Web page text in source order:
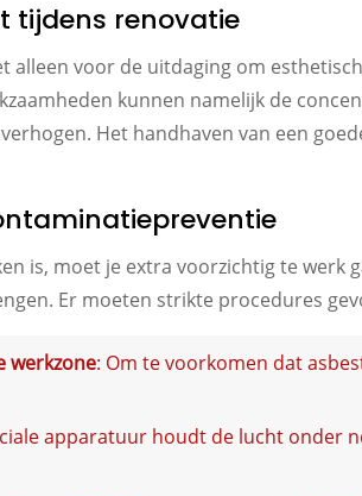
tijdens renovatie
alleen voor de uitdaging om
kunnen namelijk de
Het handhaven van een
is, moet je extra voorzichtig te werk
Er moeten strikte procedures
werkzone: Om te voorkomen dat
apparatuur houdt de lucht onder